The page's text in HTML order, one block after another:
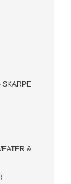
SKARPE
&